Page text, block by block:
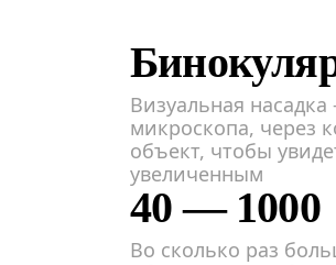
Визуальная насадка
микроскопа, через
объект, чтобы
увеличенным
40 — 1000
Во сколько раз